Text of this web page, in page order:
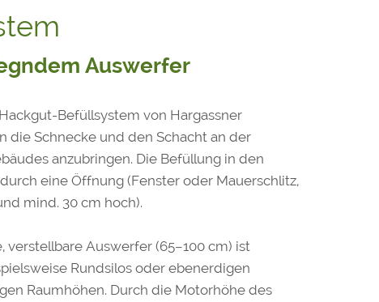
Auswerfer
Befüllsystem von Hargassner
die Schnecke und den Schacht an der
anzubringen. Die Befüllung in den
eine Öffnung (Fenster oder Mauerschlitz,
mind. 30 cm hoch).
verstellbare Auswerfer (65–100 cm) ist
Rundsilos oder ebenerdigen
Raumhöhen. Durch die Motorhöhe des